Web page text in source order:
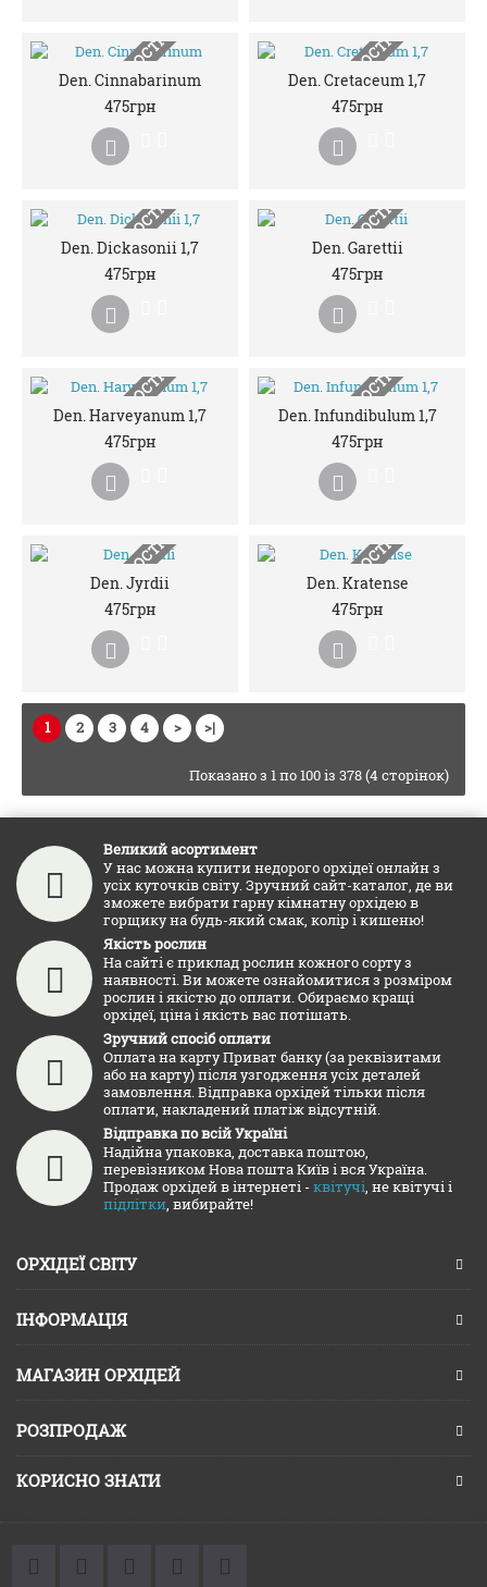
НЕМАЄ В НАЯВНОСТІ
Den. Cinnabarinum
475грн
НЕМАЄ В НАЯВНОСТІ
Den. Cretaceum 1,7
475грн
НЕМАЄ В НАЯВНОСТІ
Den. Dickasonii 1,7
475грн
НЕМАЄ В НАЯВНОСТІ
Den. Garettii
475грн
НЕМАЄ В НАЯВНОСТІ
Den. Harveyanum 1,7
475грн
НЕМАЄ В НАЯВНОСТІ
Den. Infundibulum 1,7
475грн
НЕМАЄ В НАЯВНОСТІ
Den. Jyrdii
475грн
НЕМАЄ В НАЯВНОСТІ
Den. Kratense
475грн
1 2 3 4 > >|
Показано з 1 по 100 із 378 (4 сторінок)
Великий асортимент
У нас можна купити недорого орхідеї онлайн з
усіх куточків світу. Зручний сайт-каталог, де ви
зможете вибрати гарну кімнатну орхідею в
горщику на будь-який смак, колір і кишеню!
Якість рослин
На сайті є приклад рослин кожного сорту з
наявності. Ви можете ознайомитися з розміром
рослин і якістю до оплати. Обираємо кращі
орхідеї, ціна і якість вас потішать.
Зручний спосіб оплати
Оплата на карту Приват банку (за реквізитами
або на карту) після узгодження усіх деталей
замовлення. Відправка орхідей тільки після
оплати, накладений платіж відсутній.
Відправка по всій Україні
Надійна упаковка, доставка поштою,
перевізником Нова пошта Київ і вся Україна.
Продаж орхідей в інтернеті - квітучі, не квітучі і
підлітки, вибирайте!
ОРХІДЕЇ СВІТУ
ІНФОРМАЦІЯ
МАГАЗИН ОРХІДЕЙ
РОЗПРОДАЖ
КОРИСНО ЗНАТИ